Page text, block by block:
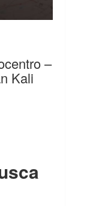
–
Kali